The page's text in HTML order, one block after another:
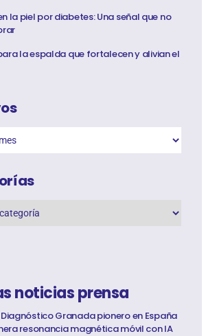
la piel por diabetes: Una señal que no
la espalda que fortalecen y alivian el
noticias prensa
Granada pionero en España
resonancia magnética móvil con IA